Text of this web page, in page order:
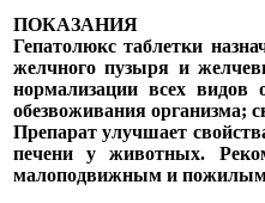
ПОКАЗАНИЯ
Гепатолюкс таблетки
желчного пузыря и
нормализации всех
обезвоживания организма;
Препарат улучшает
печени у животных.
малоподвижным и